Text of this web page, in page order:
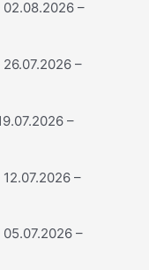
02.08.2026 –
–
–
–
–